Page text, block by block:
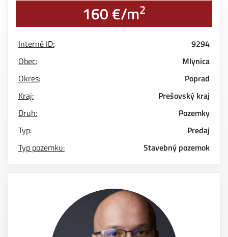
160 €/m2
Interné ID:
9294
Obec:
Mlynica
Okres:
Poprad
Kraj:
Prešovský kraj
Druh:
Pozemky
Typ:
Predaj
Typ pozemku:
Stavebný pozemok